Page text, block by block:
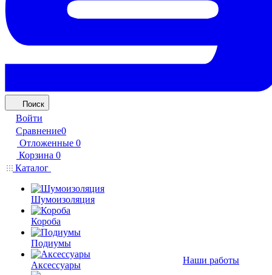
Поиск
Войти
Сравнение0
Отложенные 0
Корзина 0
Каталог
Шумоизоляция
Короба
Подиумы
Аксессуары
Наши работы